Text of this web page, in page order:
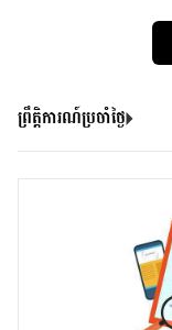
ព្រឹត្តិការណ៍ប្រចាំថ្ងៃ